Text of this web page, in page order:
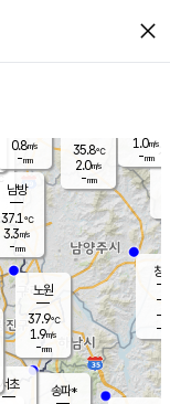
close
35.8℃
2.0m/s
-mm
창
-
-m/
-
1.0m/s
-mm
노원
37.9℃
1.9m/s
-mm
송파*
서초
남방
37.1℃
3.3m/s
-mm
0.8m/s
-mm